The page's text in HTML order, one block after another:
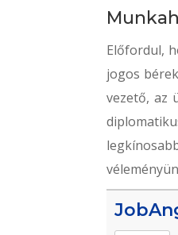
Előfordul,
jogos
vezető, az